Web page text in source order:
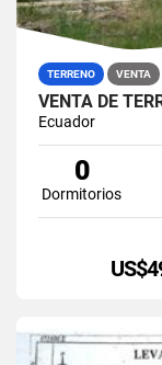
TERRENO VENTA
VENTA DE
Ecuador
0
Dormitorios